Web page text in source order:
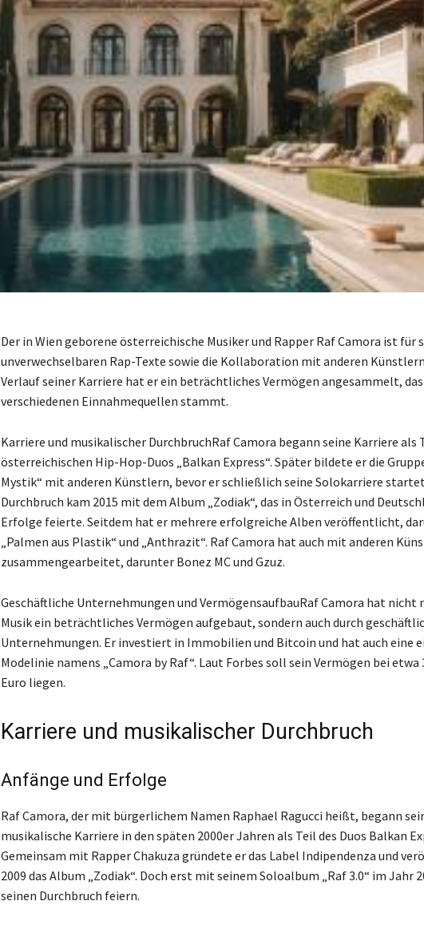
Der in Wien geborene österreichische Musiker und Rapper Raf Camora ist für
unverwechselbaren Rap-Texte sowie die Kollaboration mit anderen
Verlauf seiner Karriere hat er ein beträchtliches Vermögen angesammelt, das
verschiedenen Einnahmequellen stammt.
Karriere und musikalischer DurchbruchRaf Camora begann seine Karriere als
österreichischen Hip-Hop-Duos „Balkan Express“. Später bildete er die
Mystik“ mit anderen Künstlern, bevor er schließlich seine Solokarriere
Durchbruch kam 2015 mit dem Album „Zodiak“, das in Österreich und
Erfolge feierte. Seitdem hat er mehrere erfolgreiche Alben veröffentlicht,
„Palmen aus Plastik“ und „Anthrazit“. Raf Camora hat auch mit anderen
zusammengearbeitet, darunter Bonez MC und Gzuz.
Geschäftliche Unternehmungen und VermögensaufbauRaf Camora hat nicht
Musik ein beträchtliches Vermögen aufgebaut, sondern auch durch
Unternehmungen. Er investiert in Immobilien und Bitcoin und hat auch eine
Modelinie namens „Camora by Raf“. Laut Forbes soll sein Vermögen bei
Euro liegen.
Karriere und musikalischer Durchbruch
Anfänge und Erfolge
Raf Camora, der mit bürgerlichem Namen Raphael Ragucci heißt, begann
musikalische Karriere in den späten 2000er Jahren als Teil des Duos Balkan
Gemeinsam mit Rapper Chakuza gründete er das Label Indipendenza und
2009 das Album „Zodiak“. Doch erst mit seinem Soloalbum „Raf 3.0“ im Jahr
seinen Durchbruch feiern.